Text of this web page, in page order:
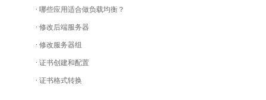
哪些应用适合做负载均衡？
修改后端服务器
修改服务器组
证书创建和配置
证书格式转换